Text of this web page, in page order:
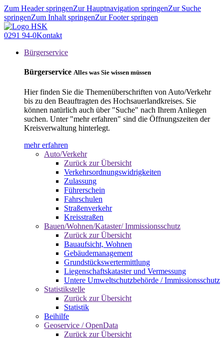
Zum Header springenZur Hauptnavigation springenZur Suche
springenZum Inhalt springenZur Footer springen
0291 94-0Kontakt
Bürgerservice
Bürgerservice Alles was Sie wissen müssen
Hier finden Sie die Themenüberschriften von Auto/Verkehr
bis zu den Beauftragten des Hochsauerlandkreises. Sie
können natürlich auch über "Suche" nach Ihrem Anliegen
suchen. Unter "mehr erfahren" sind die Öffnungszeiten der
Kreisverwaltung hinterlegt.
mehr erfahren
Auto/Verkehr
Zurück zur Übersicht
Verkehrsordnungswidrigkeiten
Zulassung
Führerschein
Fahrschulen
Straßenverkehr
Kreisstraßen
Bauen/Wohnen/Kataster/ Immissionsschutz
Zurück zur Übersicht
Bauaufsicht, Wohnen
Gebäudemanagement
Grundstückswertermittlung
Liegenschaftskataster und Vermessung
Untere Umweltschutzbehörde / Immissionsschutz
Statistikstelle
Zurück zur Übersicht
Statistik
Beihilfe
Geoservice / OpenData
Zurück zur Übersicht